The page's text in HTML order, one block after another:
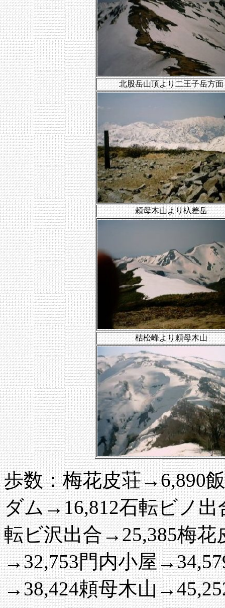
北股岳山頂より二王子岳方面
頼母木山より杁差岳
枯松峰より頼母木山
歩数：梅花皮荘→6,890
ダム→16,812石転ビノ
転ビ沢出合→25,385梅花
→32,753門内小屋
→38,424頼母木山